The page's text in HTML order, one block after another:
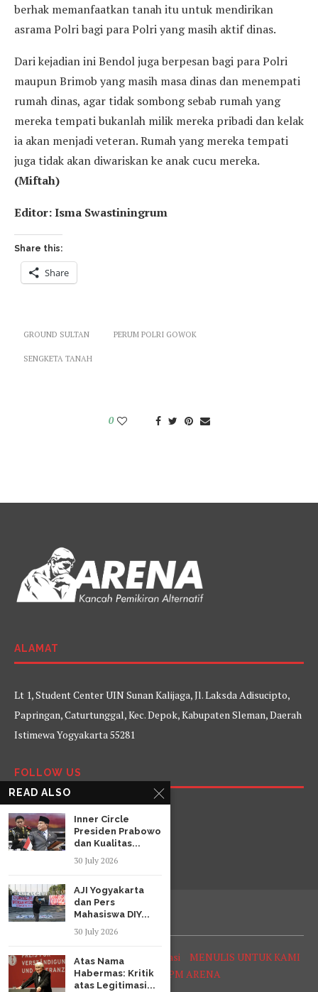
berhak memanfaatkan tanah itu untuk mendirikan
asrama Polri bagi para Polri yang masih aktif dinas.
Dari kejadian ini Bendol juga berpesan bagi para Polri
maupun Brimob yang masih masa dinas dan menempati
rumah dinas, agar tidak sombong sebab rumah yang
mereka tempati bukanlah milik mereka pribadi dan kelak
ia akan menjadi veteran. Rumah yang mereka tempati
juga tidak akan diwariskan ke anak cucu mereka.
(Miftah)
Editor: Isma Swastiningrum
Share this:
Share
GROUND SULTAN PERUM POLRI GOWOK
SENGKETA TANAH
0
ALAMAT
Lt 1, Student Center UIN Sunan Kalijaga, Jl. Laksda Adisucipto,
Papringan, Caturtunggal, Kec. Depok, Kabupaten Sleman, Daerah
Istimewa Yogyakarta 55281
FOLLOW US
Facebook
TwitterInstagramYouTube
Tentang Arena Struktur Organisasi
MENULIS UNTUK KAMI
SOP Reporter LPM ARENA
READ ALSO
Inner Circle
Presiden Prabowo
dan Kualitas...
30 July 2026
AJI Yogyakarta
dan Pers
Mahasiswa DIY...
30 July 2026
Atas Nama
Habermas: Kritik
atas Legitimasi...